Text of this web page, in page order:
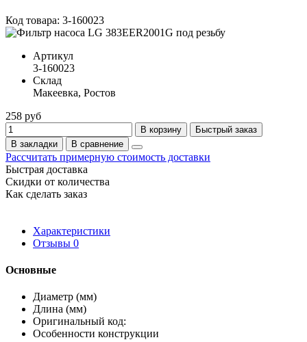
Код товара: 3-160023
Артикул
3-160023
Склад
Макеевка, Ростов
258 руб
В корзину
Быстрый заказ
В закладки
В сравнение
Рассчитать примерную стоимость доставки
Быстрая доставка
Скидки от количества
Как сделать заказ
Характеристики
Отзывы 0
Основные
Диаметр (мм)
Длина (мм)
Оригинальный код:
Особенности конструкции